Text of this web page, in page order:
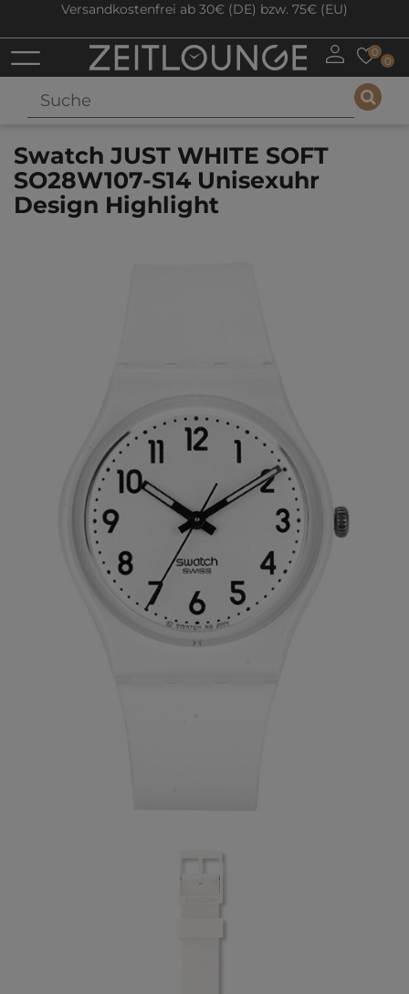
Versandkostenfrei ab 30€ (DE) bzw. 75€ (EU)
0
0
Swatch JUST WHITE SOFT
SO28W107-S14 Unisexuhr
Design Highlight